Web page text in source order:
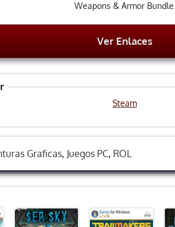
Weapons & Armor Bundle.
Ver Enlaces
Steam
Graficas, Juegos PC, ROL